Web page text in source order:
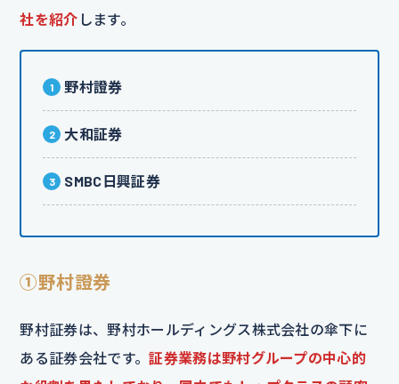
社を紹介 します。
野村證券
大和証券
SMBC日興証券
①野村證券
野村証券は、野村ホールディングス株式会社の傘下に
ある証券会社です。証券業務は野村グループの中心的